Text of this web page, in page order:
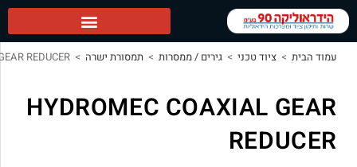
> גירים / ממסרות > תמסורת ישרה >
HYDROMEC COAXIAL GEAR REDUCER
HYDROMEC